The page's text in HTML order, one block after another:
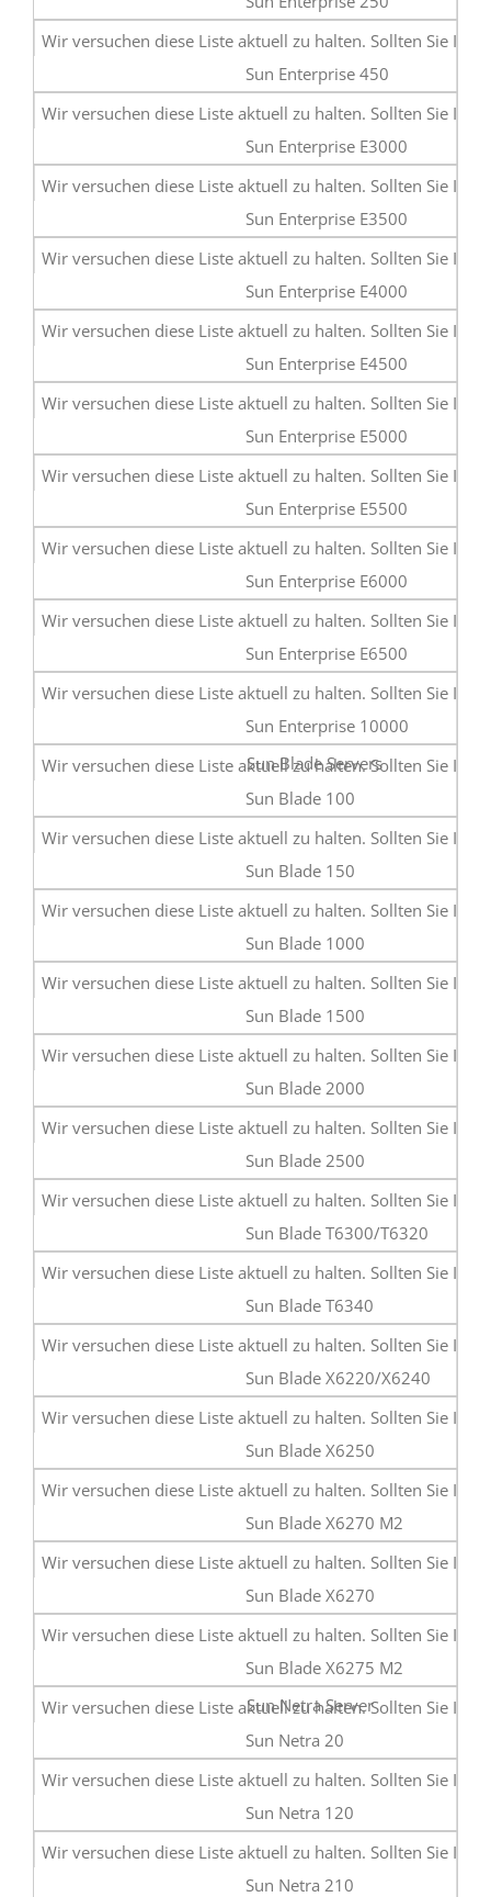
Sun Enterprise 450
Sun Enterprise E3000
Sun Enterprise E3500
Sun Enterprise E4000
Sun Enterprise E4500
Sun Enterprise E5000
Sun Enterprise E5500
Sun Enterprise E6000
Sun Enterprise E6500
Sun Enterprise 10000
Sun Blade Servers
Sun Blade 100
Sun Blade 150
Sun Blade 1000
Sun Blade 1500
Sun Blade 2000
Sun Blade 2500
Sun Blade T6300/T6320
Sun Blade T6340
Sun Blade X6220/X6240
Sun Blade X6250
Sun Blade X6270 M2
Sun Blade X6270
Sun Blade X6275 M2
Sun Netra Server
Sun Netra 20
Sun Netra 120
Sun Netra 210